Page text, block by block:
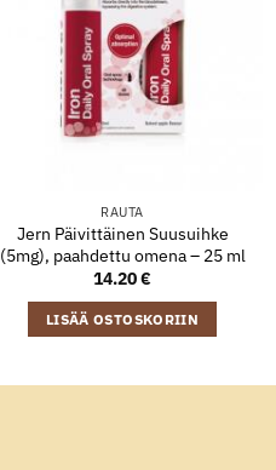
RAUTA
Jern Päivittäinen Suusuihke
(5mg), paahdettu omena – 25 ml
14.20€
LISÄÄ OSTOSKORIIN